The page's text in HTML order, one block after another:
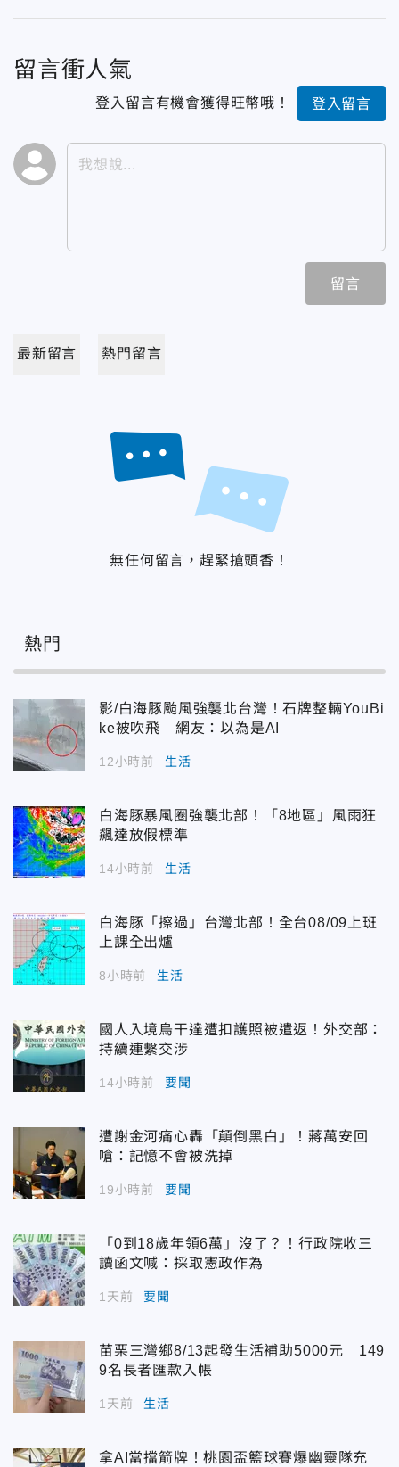
留言衝人氣
登入留言有機會獲得旺幣哦！ 登入留言
留言
最新留言 熱門留言
無任何留言，趕緊搶頭香！
熱門
影/白海豚颱風強襲北台灣！石牌整輛YouBi
ke被吹飛 網友：以為是AI
12小時前 生活
白海豚暴風圈強襲北部！「8地區」風雨狂
飆達放假標準
14小時前 生活
白海豚「擦過」台灣北部！全台08/09上班
上課全出爐
8小時前 生活
國人入境烏干達遭扣護照被遣返！外交部：
持續連繫交涉
14小時前 要聞
遭謝金河痛心轟「顛倒黑白」！蔣萬安回
嗆：記憶不會被洗掉
19小時前 要聞
「0到18歲年領6萬」沒了？！行政院收三
讀函文喊：採取憲政作為
1天前 要聞
苗栗三灣鄉8/13起發生活補助5000元 149
9名長者匯款入帳
1天前 生活
拿AI當擋箭牌！桃園盃籃球賽爆幽靈隊充